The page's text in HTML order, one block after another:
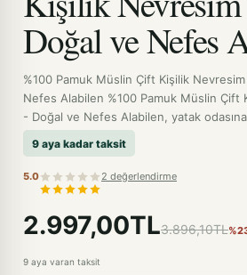
Doğal ve Nefes
%100 Pamuk Müslin Çift Kişilik Nevresim
Nefes Alabilen %100 Pamuk Müslin Çift
- Doğal ve Nefes Alabilen, yatak
9 aya kadar taksit
5.0 2 değerlendirme
2.997,00TL3.896,10TL
9 aya varan taksit